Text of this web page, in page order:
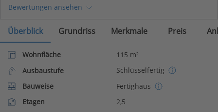
Bewertungen ansehen
Überblick Grundriss Merkmale Preis
Wohnfläche
115 m²
Ausbaustufe
Schlüsselfertig
Bauweise
Fertighaus
Etagen
2,5